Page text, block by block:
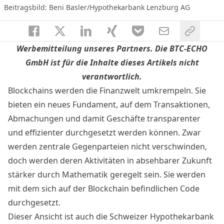
Beitragsbild: Beni Basler/Hypothekarbank Lenzburg AG
Werbemitteilung unseres Partners. Die BTC-ECHO
GmbH ist für die Inhalte dieses Artikels nicht
verantwortlich.
Blockchains werden die Finanzwelt umkrempeln. Sie
bieten ein neues Fundament, auf dem Transaktionen,
Abmachungen und damit Geschäfte transparenter
und effizienter durchgesetzt werden können. Zwar
werden zentrale Gegenparteien nicht verschwinden,
doch werden deren Aktivitäten in absehbarer Zukunft
stärker durch Mathematik geregelt sein. Sie werden
mit dem sich auf der Blockchain befindlichen Code
durchgesetzt.
Dieser Ansicht ist auch die Schweizer Hypothekarbank